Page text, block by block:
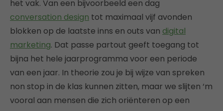
het vak. Van een bijvoorbeeld een dag
conversation design tot maximaal vijf avonden
blokken op de laatste inns en outs van digital
marketing. Dat passe partout geeft toegang tot
bijna het hele jaarprogramma voor een periode
van een jaar. In theorie zou je bij wijze van spreken
non stop in de klas kunnen zitten, maar we slijten ‘m
vooral aan mensen die zich oriënteren op een